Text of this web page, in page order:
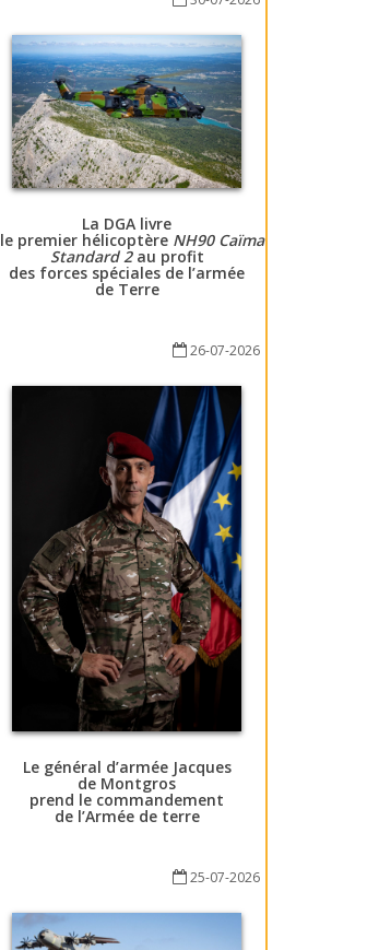
La DGA livre
le premier hélicoptère NH90 Caïman
Standard 2au profit
des forces spéciales de l’armée
de Terre
26-07-2026
Le général d’armée Jacques
de Montgros
prend le commandement
de l’Armée de terre
25-07-2026